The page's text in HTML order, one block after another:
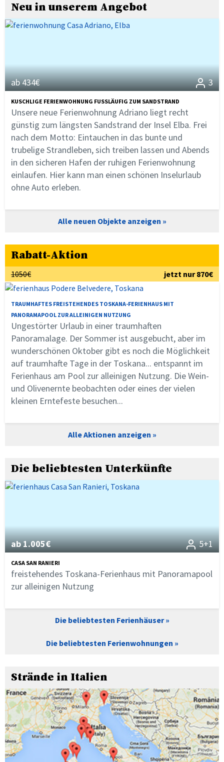
Neu in unserem Angebot
ab 434€ 3
KUSCHLIGE FERIENWOHNUNG FUSSLÄUFIG ZUM SANDSTRAND
Unsere neue Ferienwohnung Adriano liegt recht
günstig zum längsten Sandstrand der Insel Elba. Frei
nach dem Motto: Eintauchen in das bunte und
trubelige Strandleben, sich treiben lassen und Abends
in den sicheren Hafen der ruhigen Ferienwohnung
einlaufen. Hier kann man einen schönen Inselurlaub
ohne Auto erleben.
Alle neuen Objekte anzeigen
Rabatt-Aktion
1050€ jetzt nur 870€
TRAUMHAFTES FREISTEHENDES TOSKANA-FERIENHAUS MIT
PANORAMAPOOL ZUR ALLEINIGEN NUTZUNG
Ungestörter Urlaub in einer traumhaften
Panoramalage. Der Sommer ist ausgebucht, aber im
wunderschönen Oktober gibt es noch die Möglichkeit
auf traumhafte Tage in der Toskana... entspannt im
Ferienhaus am Pool zur alleinigen Nutzung. Die Wein-
und Olivenernte beobachten oder eines der vielen
kleinen Erntefeste besuchen...
Alle Aktionen anzeigen
Die beliebtesten Unterkünfte
ab 1.005€ 5+1
CASA SAN RANIERI
freistehendes Toskana-Ferienhaus mit Panoramapool
zur alleinigen Nutzung
Die beliebtesten Ferienhäuser
Die beliebtesten Ferienwohnungen
Strände in Italien